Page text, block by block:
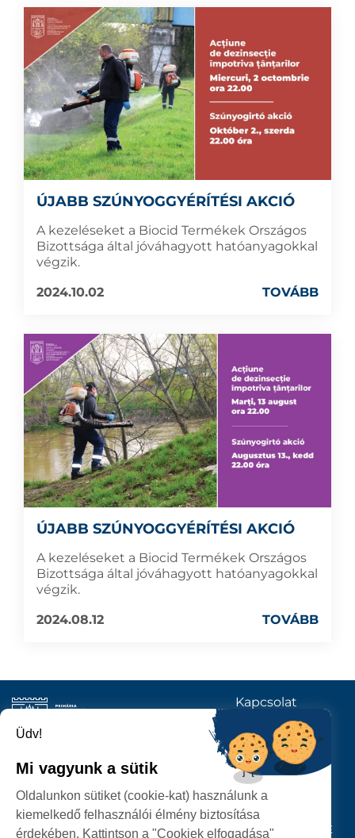
ÚJABB SZÚNYOGGYÉRÍTÉSI AKCIÓ
A kezeléseket a Biocid Termékek Országos
Bizottsága által jóváhagyott hatóanyagokkal
végzik.
2024.10.02
TOVÁBB
ÚJABB SZÚNYOGGYÉRÍTÉSI AKCIÓ
A kezeléseket a Biocid Termékek Országos
Bizottsága által jóváhagyott hatóanyagokkal
végzik.
2024.08.12
TOVÁBB
SZATMÁRNÉMETI
POLGÁRMESTERI HIVATAL
P-ȚA 25 OCTOMBRIE, NR. 1 CORP M, 440026 SATU MARE
Kapcsolat
KÖVESSENEK
Üdv!
Mi vagyunk a sütik
Oldalunkon sütiket (cookie-kat) használunk a
kiemelkedő felhasználói élmény biztosítása
érdekében. Kattintson a "Cookiek elfogadása"